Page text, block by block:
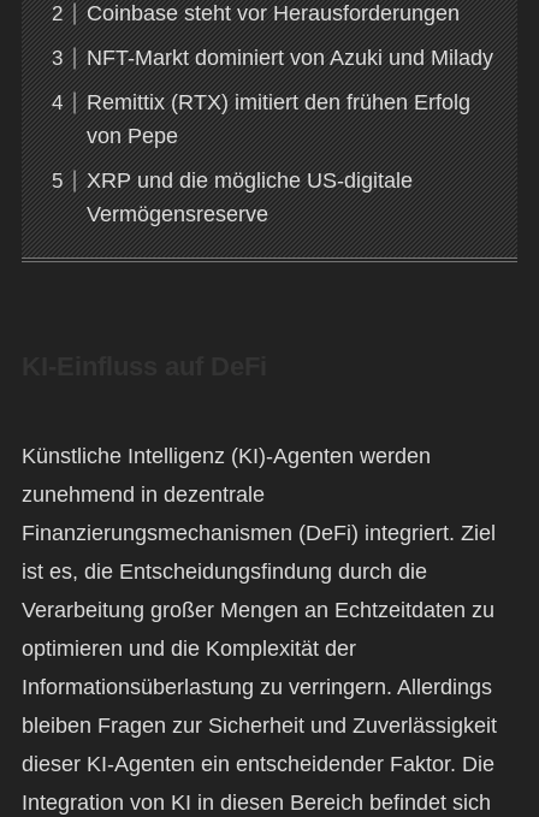
Coinbase steht vor Herausforderungen
NFT-Markt dominiert von Azuki und Milady
Remittix (RTX) imitiert den frühen Erfolg
von Pepe
XRP und die mögliche US-digitale
Vermögensreserve
Künstliche Intelligenz (KI)-Agenten werden
zunehmend in dezentrale
Finanzierungsmechanismen (DeFi) integriert. Ziel
ist es, die Entscheidungsfindung durch die
Verarbeitung großer Mengen an Echtzeitdaten zu
optimieren und die Komplexität der
Informationsüberlastung zu verringern. Allerdings
bleiben Fragen zur Sicherheit und Zuverlässigkeit
dieser KI-Agenten ein entscheidender Faktor. Die
Integration von KI in diesen Bereich befindet sich